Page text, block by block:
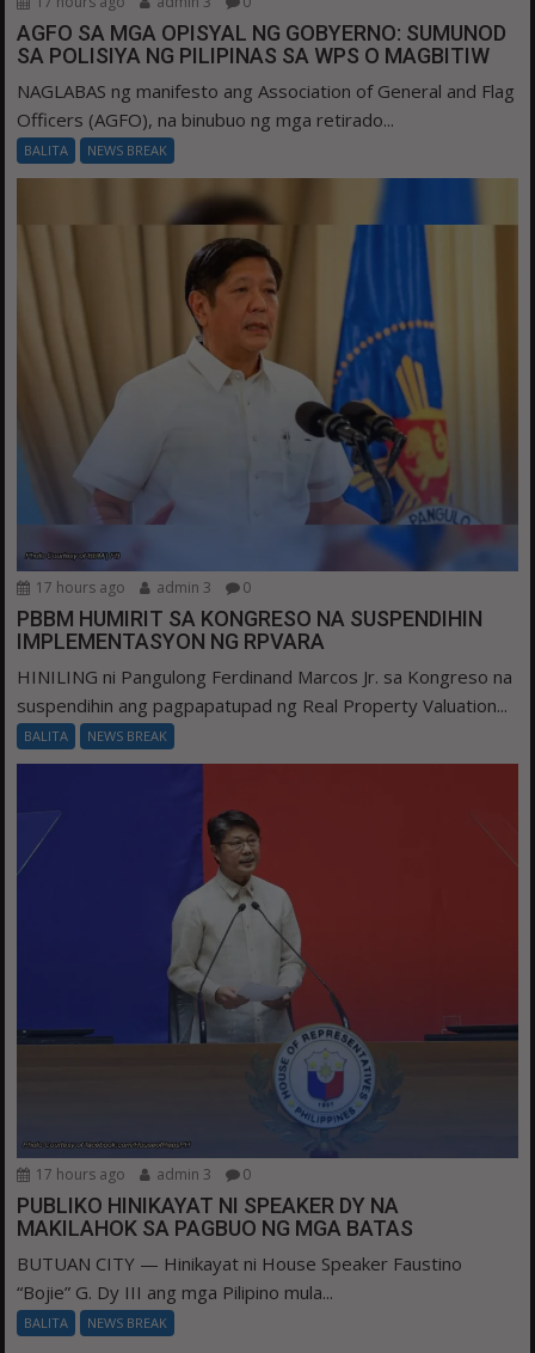
AGFO SA MGA OPISYAL NG GOBYERNO: SUMUNOD
SA POLISIYA NG PILIPINAS SA WPS O MAGBITIW
NAGLABAS ng manifesto ang Association of General and Flag
Officers (AGFO), na binubuo ng mga retirado...
BALITA NEWS BREAK
17 hours ago admin 3 0
PBBM HUMIRIT SA KONGRESO NA SUSPENDIHIN
IMPLEMENTASYON NG RPVARA
HINILING ni Pangulong Ferdinand Marcos Jr. sa Kongreso na
suspendihin ang pagpapatupad ng Real Property Valuation...
BALITA NEWS BREAK
17 hours ago admin 3 0
PUBLIKO HINIKAYAT NI SPEAKER DY NA
MAKILAHOK SA PAGBUO NG MGA BATAS
BUTUAN CITY — Hinikayat ni House Speaker Faustino
“Bojie” G. Dy III ang mga Pilipino mula...
BALITA NEWS BREAK